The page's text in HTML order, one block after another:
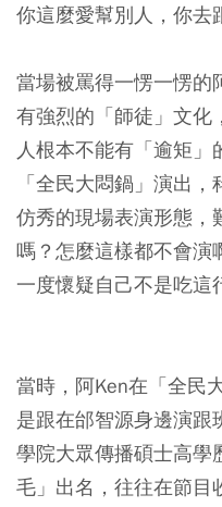
你這麼愛幫別人，你去
當場被罵得一愣一愣的
有強烈的「師徒」文化
人根本不能有「逾矩」
「全民大悶鍋」演出
仿秀的現場表演形態，
嗎？怎麼這樣都不會演
一度懷疑自己不是吃這
當時，阿Ken在「全民
是跟在邰智源身邊演跟
學院大眾傳播碩士高學
毛」出名，往往在節目